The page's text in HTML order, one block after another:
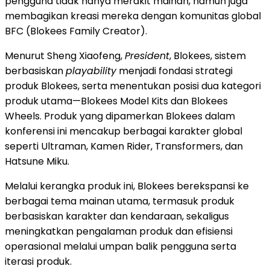
membagikan kreasi mereka dengan komunitas global
BFC (Blokees Family Creator).
Menurut Sheng Xiaofeng,President, Blokees, sistem
berbasiskanplayabilitymenjadi fondasi strategi
produk Blokees, serta menentukan posisi dua kategori
produk utama—Blokees Model Kits dan Blokees
Wheels. Produk yang dipamerkan Blokees dalam
konferensi ini mencakup berbagai karakter global
seperti Ultraman, Kamen Rider, Transformers, dan
Hatsune Miku.
Melalui kerangka produk ini, Blokees berekspansi ke
berbagai tema mainan utama, termasuk produk
berbasiskan karakter dan kendaraan, sekaligus
meningkatkan pengalaman produk dan efisiensi
operasional melalui umpan balik pengguna serta
iterasi produk.